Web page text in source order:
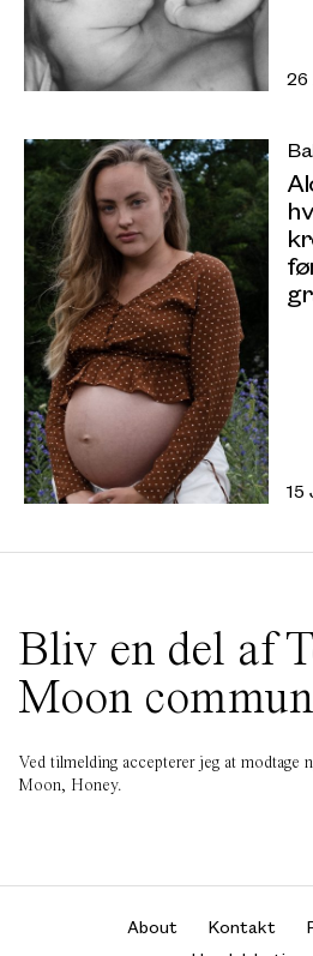
26
15
Bliv en del af
Moon
Ved tilmelding accepterer jeg at modtage
Moon, Honey.
About Kontakt